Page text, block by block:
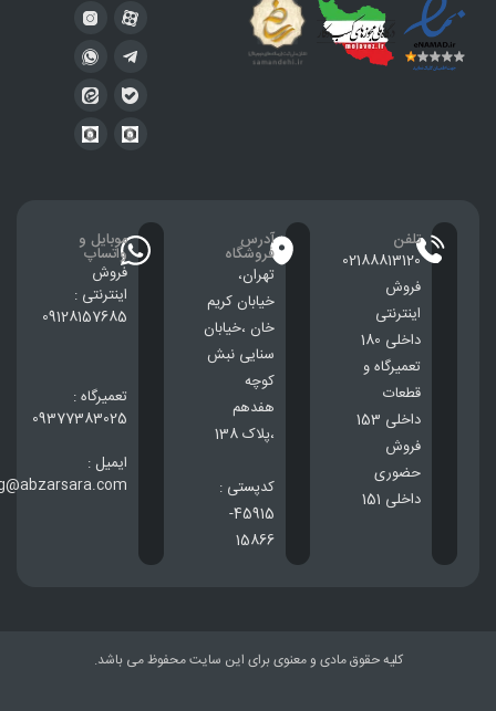
تلفن
02188813120
فروش
اینترنتی
داخلی 180
تعمیرگاه و
قطعات
داخلی 153
فروش
حضوری
داخلی 151
آدرس
فروشگاه
تهران،
خيابان كريم
خان ،خيابان
سنایی نبش
کوچه
هفدهم
،پلاک 138
کدپستی :
45915-
15866
موبایل و
واتساپ
فروش
اینترنتی :
09128157685
تعمیرگاه :
09377383025
ایمیل :
کلیه حقوق مادی و معنوی برای این سایت محفوظ می باشد.